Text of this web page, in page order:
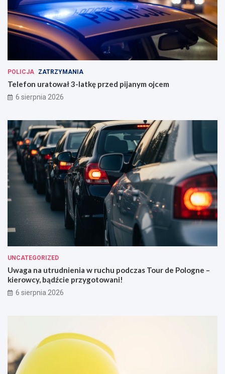
POLICJA ZATRZYMANIA
Telefon uratował 3-latkę przed pijanym ojcem
6 sierpnia 2026
UNCATEGORIZED
Uwaga na utrudnienia w ruchu podczas Tour de Pologne –
kierowcy, bądźcie przygotowani!
6 sierpnia 2026